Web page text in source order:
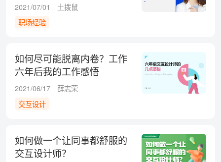
2021/07/01
土拨鼠
职场经验
如何尽可能脱离内卷？工作
六年后我的工作感悟
2021/06/17
薛志荣
交互设计
如何做一个让同事都舒服的
交互设计师？